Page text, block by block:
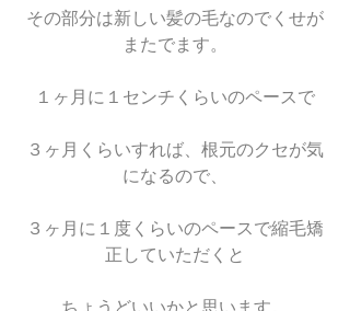
その部分は新しい髪の毛なのでくせが
またでます。
１ヶ月に１センチくらいのペースで
３ヶ月くらいすれば、根元のクセが気
になるので、
３ヶ月に１度くらいのペースで縮毛矯
正していただくと